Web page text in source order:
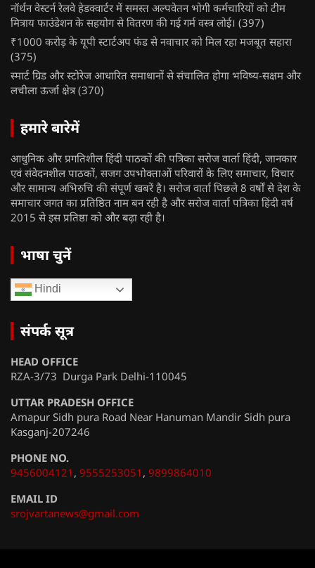
नॉर्थन वेस्टर्न रेलवे हेडक्वार्टर में समस्त अल्पवेतन भोगी कर्मचारियों को टीम
मित्राय फाउंडेशन के सहयोग से वितरण की गई गर्म वस्त्र लोई। (397)
₹1000 करोड़ के यूपी स्टार्टअप फंड से नवाचार को मिल रहा मजबूत सहारा
(375)
स्मार्ट ग्रिड और स्टोरेज आधारित समाधानों से संचालित होगा भविष्य-सक्षम और
लचीला ऊर्जा क्षेत्र (370)
हमारे बारेमें
आधुनिक और प्रगतिशील हिंदी पाठकों की पत्रिका सरोज वार्ता हिंदी, जानकार
एवं संवेदनशील पाठकों, सजग उपभोक्ताओं परिवारों के लिए समाचार, विचार
और सामान्य अभिरुचि की संपूर्ण खबरें है। सरोज वार्ता पिछले 8 वर्षों से देश के
समाचार जगत का प्रतिष्ठित नाम बन रही है और सरोज वार्ता पत्रिका हिंदी वर्ष
2015 से इस प्रतिष्ठा को और बढ़ा रही है।
भाषा चुनें
Hindi
संपर्क सूत्र
HEAD OFFICE
RZA-3/73 Durga Park Delhi-110045
UTTAR PRADESH OFFICE
Amapur Sidh pura Road Near Hanuman Mandir Sidh pura
Kasganj-207246
PHONE NO.
9456004121 , 9555253051 , 9899864010
EMAIL ID
srojvartanews@gmail.com